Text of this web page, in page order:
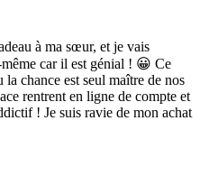
à ma sœur, et je vais
car il est génial ! 😀 Ce
la chance est seul maître de nos
rentrent en ligne de compte et
! Je suis ravie de mon achat